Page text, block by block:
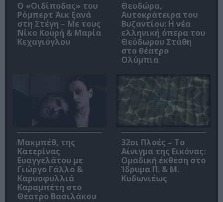
O «Οιδίποδας» του
Ρόμπερτ Άικ ξανά
στη Στέγη – Με τους
Νίκο Κουρή & Μαρία
Κεχαγιόγλου
Θεοδώρα,
Αυτοκράτειρα του
Βυζαντίου: Η νέα
ελληνική όπερα του
Θεόδωρου Στάθη
στο θέατρο
Ολύμπια
Μακμπέθ, της
Κατερίνας
Ευαγγελάτου με
Γιώργο Γάλλο &
Καρυοφυλλιά
Καραμπέτη στο
Θέατρο Βασιλάκου
32οι Πλοές – Το
Αίνιγμα της Εικόνας:
Ομαδική έκθεση στο
Ίδρυμα Π. & Μ.
Κυδωνιέως